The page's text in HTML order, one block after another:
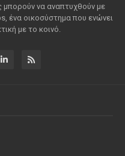
μπορούν να αναπτυχθούν με
ένα οικοσύστημα που ενώνει
με το κοινό.